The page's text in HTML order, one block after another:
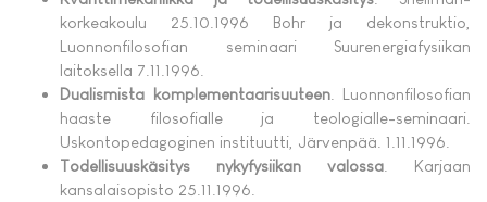
korkeakoulu 25.10.1996 Bohr ja dekonstruktio,
Luonnonfilosofian seminaari Suurenergiafysiikan
laitoksella 7.11.1996.
Dualismista komplementaarisuuteen. Luonnonfilosofian
haaste filosofialle ja teologialle-seminaari.
Uskontopedagoginen instituutti, Järvenpää. 1.11.1996.
Todellisuuskäsitys nykyfysiikan valossa . Karjaan
kansalaisopisto 25.11.1996.